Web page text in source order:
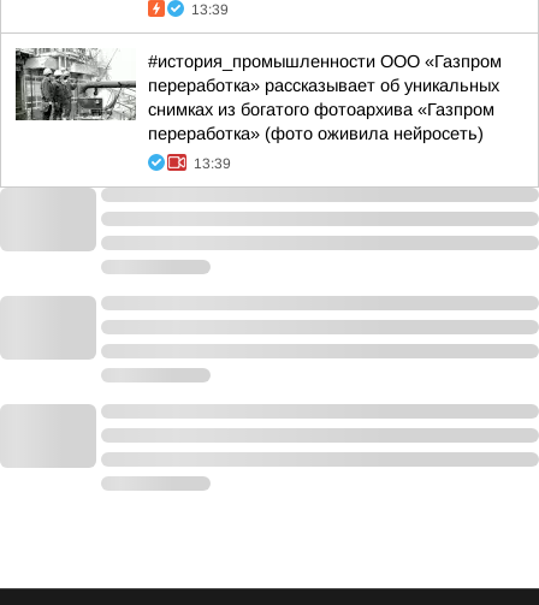
13:39
#история_промышленности ООО «Газпром
переработка» рассказывает об уникальных
снимках из богатого фотоархива «Газпром
переработка» (фото оживила нейросеть)
13:39